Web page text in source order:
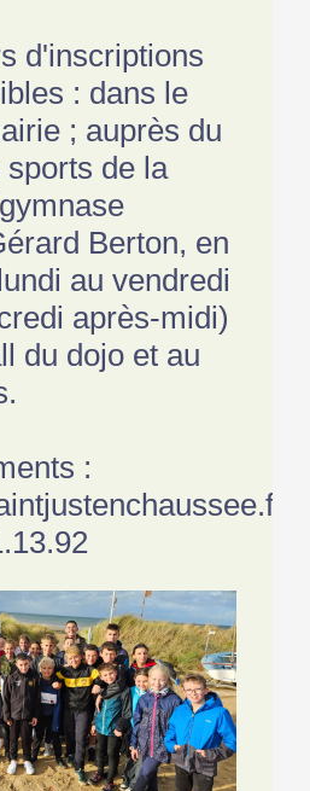
d'inscriptions
: dans le
; auprès du
de la
Berton, en
au vendredi
après-midi)
du dojo et au
: